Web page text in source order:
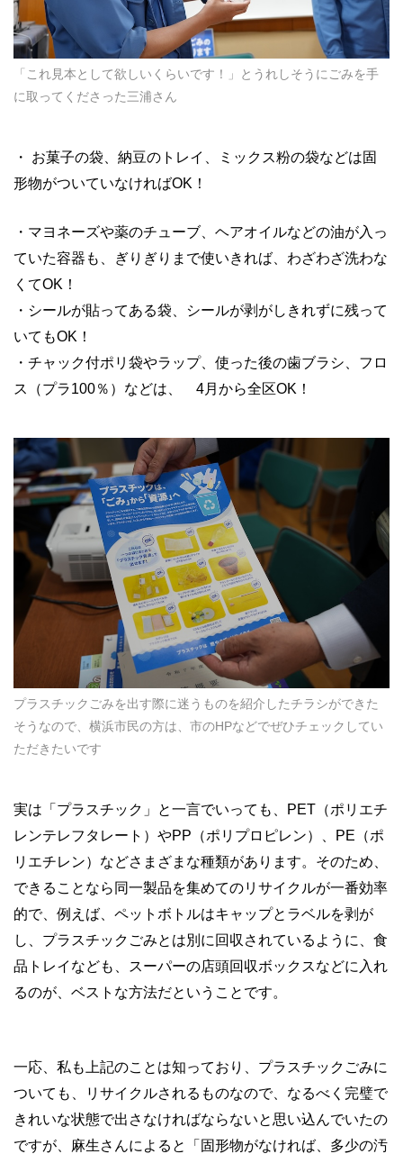
「これ見本として欲しいくらいです！」とうれしそうにごみを手
に取ってくださった三浦さん
・ お菓子の袋、納豆のトレイ、ミックス粉の袋などは固
形物がついていなければOK！
・マヨネーズや薬のチューブ、ヘアオイルなどの油が入っ
ていた容器も、ぎりぎりまで使いきれば、わざわざ洗わな
くてOK！
・シールが貼ってある袋、シールが剥がしきれずに残って
いてもOK！
・チャック付ポリ袋やラップ、使った後の歯ブラシ、フロ
ス（プラ100％）などは、 4月から全区OK！
プラスチックごみを出す際に迷うものを紹介したチラシができた
そうなので、横浜市民の方は、市のHPなどでぜひチェックしてい
ただきたいです
実は「プラスチック」と一言でいっても、PET（ポリエチ
レンテレフタレート）やPP（ポリプロピレン）、PE（ポ
リエチレン）などさまざまな種類があります。そのため、
できることなら同一製品を集めてのリサイクルが一番効率
的で、例えば、ペットボトルはキャップとラベルを剥が
し、プラスチックごみとは別に回収されているように、食
品トレイなども、スーパーの店頭回収ボックスなどに入れ
るのが、ベストな方法だということです。
一応、私も上記のことは知っており、プラスチックごみに
ついても、リサイクルされるものなので、なるべく完璧で
きれいな状態で出さなければならないと思い込んでいたの
ですが、麻生さんによると「固形物がなければ、多少の汚